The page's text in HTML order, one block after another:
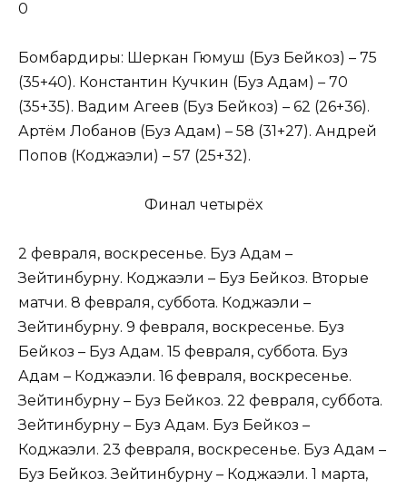
0
Бомбардиры: Шеркан Гюмуш (Буз Бейкоз) – 75
(35+40). Константин Кучкин (Буз Адам) – 70
(35+35). Вадим Агеев (Буз Бейкоз) – 62 (26+36).
Артём Лобанов (Буз Адам) – 58 (31+27). Андрей
Попов (Коджаэли) – 57 (25+32).
Финал четырёх
2 февраля, воскресенье. Буз Адам –
Зейтинбурну. Коджаэли – Буз Бейкоз. Вторые
матчи. 8 февраля, суббота. Коджаэли –
Зейтинбурну. 9 февраля, воскресенье. Буз
Бейкоз – Буз Адам. 15 февраля, суббота. Буз
Адам – Коджаэли. 16 февраля, воскресенье.
Зейтинбурну – Буз Бейкоз. 22 февраля, суббота.
Зейтинбурну – Буз Адам. Буз Бейкоз –
Коджаэли. 23 февраля, воскресенье. Буз Адам –
Буз Бейкоз. Зейтинбурну – Коджаэли. 1 марта,